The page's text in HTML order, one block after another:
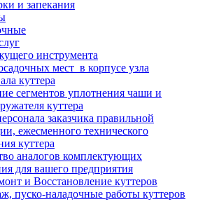
и запекания
инструмента
мест в корпусе узла
куттера
сегментов уплотнения чаши и
куттера
заказчика правильной
ежесменного технического
куттера
аналогов комплектующих
для вашего предприятия
и Восстановление куттеров
пуско-наладочные работы куттеров